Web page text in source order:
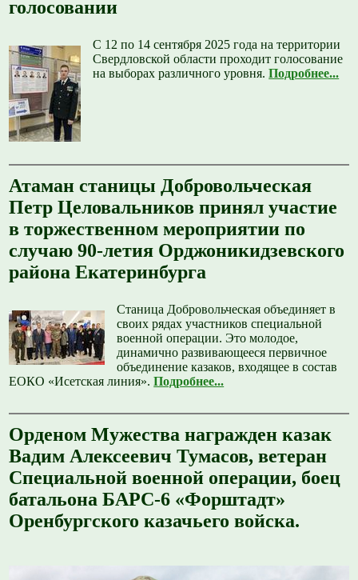
голосовании
С 12 по 14 сентября 2025 года на территории
Свердловской области проходит голосование
на выборах различного уровня.Подробнее...
Атаман станицы Добровольческая
Петр Целовальников принял участие
в торжественном мероприятии по
случаю 90-летия Орджоникидзевского
района Екатеринбурга
Станица Добровольческая объединяет в
своих рядах участников специальной
военной операции. Это молодое,
динамично развивающееся первичное
объединение казаков, входящее в состав
ЕОКО «Исетская линия».Подробнее...
Орденом Мужества награжден казак
Вадим Алексеевич Тумасов, ветеран
Специальной военной операции, боец
батальона БАРС-6 «Форштадт»
Оренбургского казачьего войска.